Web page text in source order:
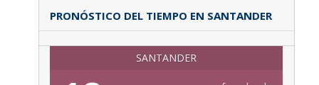
PRONÓSTICO DEL TIEMPO EN SANTANDER
SANTANDER